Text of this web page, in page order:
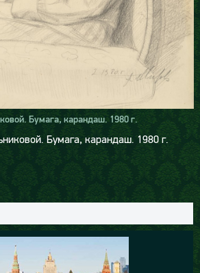
Бумага, карандаш. 1980 г.
Бумага, карандаш. 1980 г.